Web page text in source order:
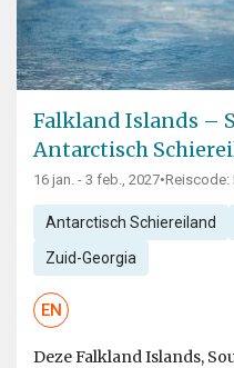
Falkland Islands –
Antarctisch
16 jan. - 3 feb., 2027•Reiscode:
Antarctisch Schiereiland
Zuid-Georgia
EN
Deze Falkland Islands,